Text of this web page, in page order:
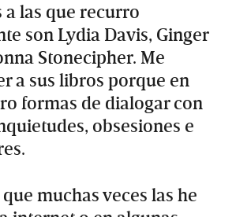
a las que recurro
son Lydia Davis, Ginger
Stonecipher. Me
a sus libros porque en
formas de dialogar con
obsesiones e
muchas veces las he